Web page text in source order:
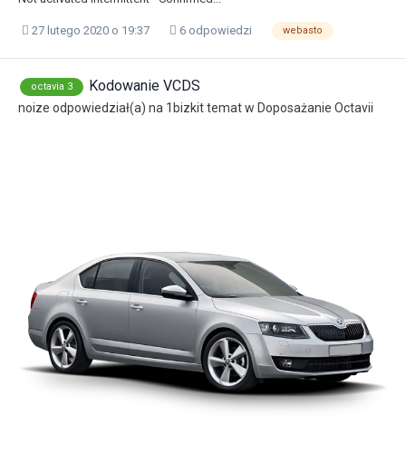
27 lutego 2020 o 19:37 6 odpowiedzi webasto
octavia 3 Kodowanie VCDS
noize odpowiedział(a) na 1bizkittemat w Doposażanie Octavii